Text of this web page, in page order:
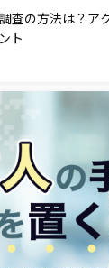
査の方法は？ア
ト